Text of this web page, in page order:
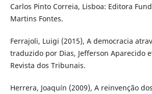
Carlos Pinto Correia, Lisboa: Editora
Martins Fontes.
Ferrajoli, Luigi (2015), A democracia
traduzido por Dias, Jefferson Aparecido
Revista dos Tribunais.
Herrera, Joaquín (2009), A reinvenção